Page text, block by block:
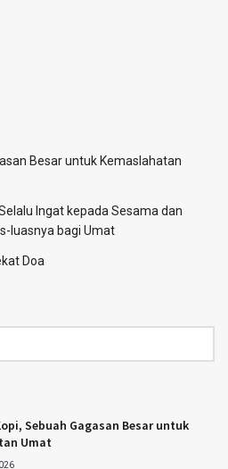
Besar untuk Kemaslahatan
Ingat kepada Sesama dan
luasnya bagi Umat
Doa
Sebuah Gagasan Besar untuk
Umat